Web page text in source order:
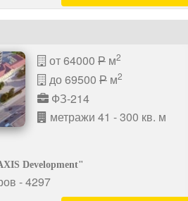
от 64000 P м2
до 69500 P м2
ФЗ-214
метражи 41 - 300 кв. м
Development"
- 4297